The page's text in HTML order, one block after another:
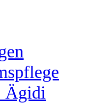
Ägidi